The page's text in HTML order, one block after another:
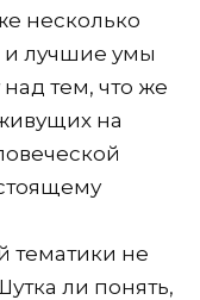
несколько
и лучшие умы
тем, что же
на
тематики не
ли понять,